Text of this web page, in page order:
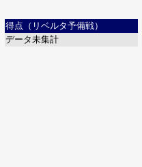
得点（リベルタ予備戦）
データ未集計